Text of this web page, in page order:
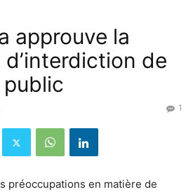
approuve la
de
public
1
préoccupations en matière de